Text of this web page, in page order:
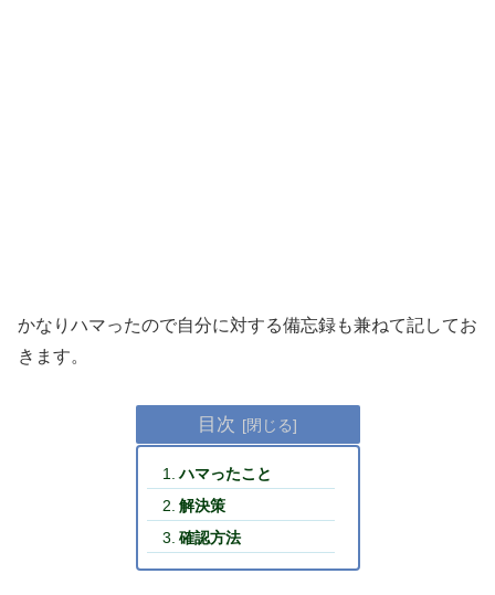
かなりハマったので自分に対する備忘録も兼ねて記してお
きます。
目次
ハマったこと
解決策
確認方法